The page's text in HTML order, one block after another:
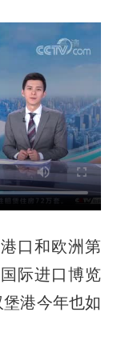
口和欧洲第
际进口博览
港今年也如